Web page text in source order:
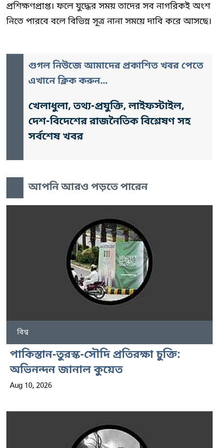
প্রশিক্ষণপ্রাপ্ত। ফলে যুদ্ধের সময় তাদের সব নাগরিকই অংশ
নিতে পারবে বলে বিভিন্ন সূত্র নানা সময়ে দাবি করে আসছে।
গুগল নিউজে আমাদের প্রকাশিত খবর পেতে
এখানে ক্লিক করুন...
খেলাধুলা, তথ্য-প্রযুক্তি, লাইফস্টাইল,
দেশ-বিদেশের রাজনৈতিক বিশ্লেষণ সহ
সর্বশেষ খবর
আপনি আরও পড়তে পারেন
বিশ্ব
পাকিস্তান-তুরস্ক-সৌদি প্রতিরক্ষা চুক্তি:
অভিনন্দন জানাল কুয়েত
Aug 10, 2026